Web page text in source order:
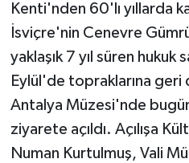
Kenti'nden 60'lı yıllarda
İsviçre'nin Cenevre
yaklaşık 7 yıl süren hukuk
Eylül'de topraklarına
Antalya Müzesi'nde
ziyarete açıldı. Açılışa
Numan Kurtulmuş, Vali